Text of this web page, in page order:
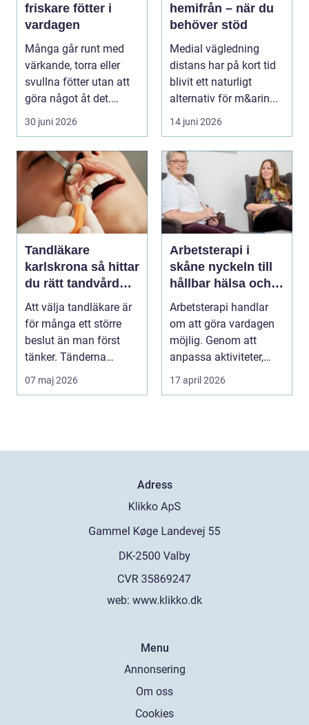
friskare fötter i
vardagen
Många går runt med
värkande, torra eller
svullna fötter utan att
göra något åt det.
Fötterna bär hel...
30 juni 2026
hemifrån – när du
behöver stöd
Medial vägledning
distans har på kort tid
blivit ett naturligt
alternativ för m&arin...
14 juni 2026
Tandläkare
karlskrona så hittar
du rätt tandvård
nära dig
Att välja tandläkare är
för många ett större
beslut än man först
tänker. Tänderna
påverkar hur vi må...
07 maj 2026
Arbetsterapi i
skåne nyckeln till
hållbar hälsa och
arbete
Arbetsterapi handlar
om att göra vardagen
möjlig. Genom att
anpassa aktiviteter,
miljö och hjälpmede...
17 april 2026
Adress
web: www.klikko.dk
Menu
Annonsering
Om oss
Cookies